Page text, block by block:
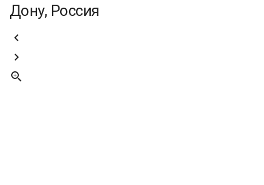
Дону, Россия


